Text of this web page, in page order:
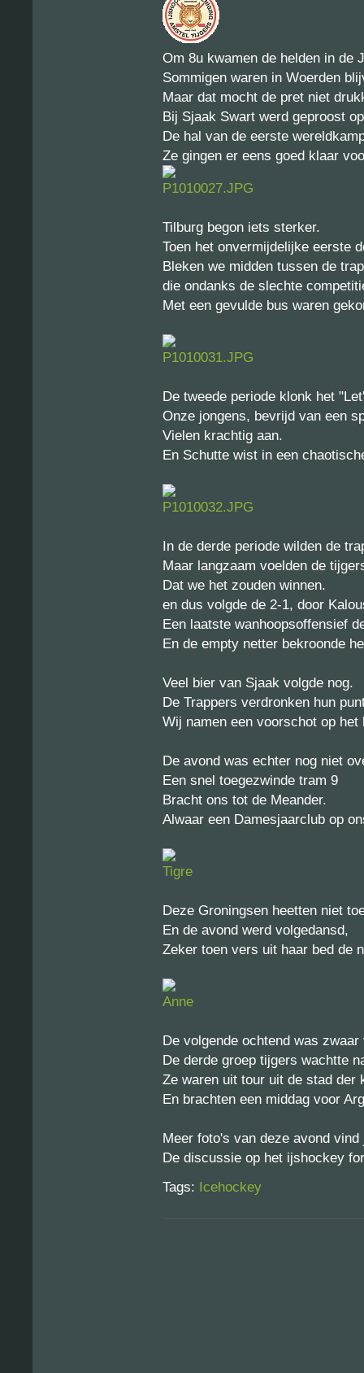
Om 8u kwamen de helden in de
Sommigen waren in Woerden
Maar dat mocht de pret niet
Bij Sjaak Swart werd geproost
De hal van de eerste
Ze gingen er eens goed klaar
Tilburg begon iets sterker.
Toen het onvermijdelijke eerste
Bleken we midden tussen de
die ondanks de slechte
Met een gevulde bus waren
De tweede periode klonk het
Onze jongens, bevrijd van een
Vielen krachtig aan.
En Schutte wist in een
In de derde periode wilden de
Maar langzaam voelden de
Dat we het zouden winnen.
en dus volgde de 2-1, door
Een laatste wanhoopsoffensief
En de empty netter bekroonde
Veel bier van Sjaak volgde nog.
De Trappers verdronken hun
Wij namen een voorschot op het
De avond was echter nog niet
Een snel toegezwinde tram 9
Bracht ons tot de Meander.
Alwaar een Damesjaarclub op
Deze Groningsen heetten niet
En de avond werd volgedansd,
Zeker toen vers uit haar bed de
De volgende ochtend was
De derde groep tijgers wachtte
Ze waren uit tour uit de stad der
En brachten een middag voor
Meer foto's van deze avond
De discussie op het ijshockey
Tags: Icehockey